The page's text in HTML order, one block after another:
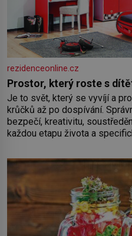
rezidenceonline.cz
Prostor, který roste s
Je to svět, který se vyvíjí a
krůčků až po dospívání.
bezpečí, kreativitu,
každou etapu života a
by pokoj miminka měl
Předškolní věk je